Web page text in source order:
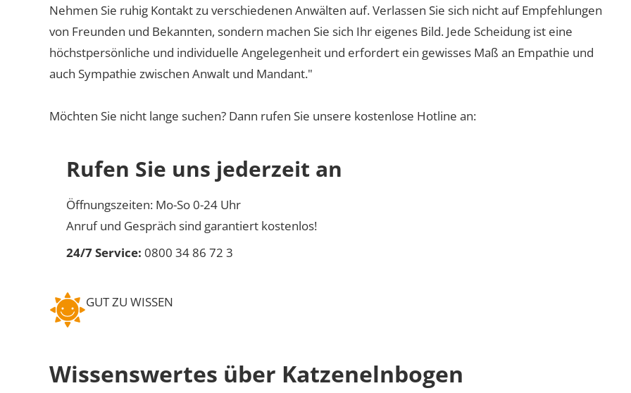
Nehmen Sie ruhig Kontakt zu verschiedenen Anwälten auf. Verlassen Sie sich nicht auf Empfehlungen
von Freunden und Bekannten, sondern machen Sie sich Ihr eigenes Bild. Jede Scheidung ist eine
höchstpersönliche und individuelle Angelegenheit und erfordert ein gewisses Maß an Empathie und
auch Sympathie zwischen Anwalt und Mandant."
Möchten Sie nicht lange suchen? Dann rufen Sie unsere kostenlose Hotline an:
Rufen Sie uns jederzeit an
Öffnungszeiten: Mo-So 0-24 Uhr
Anruf und Gespräch sind garantiert kostenlos!
24/7 Service: 0800 34 86 72 3
GUT ZU WISSEN
Wissenswertes über Katzenelnbogen